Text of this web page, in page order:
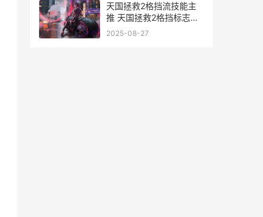
天国拯救2格挡流技能主
推 天国拯救2格挡标志没
了
2025-08-27